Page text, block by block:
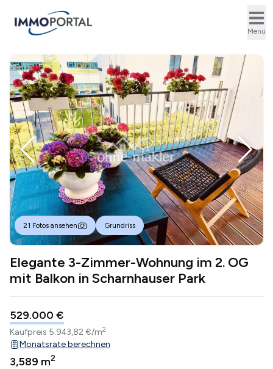
Menü
21 Fotos ansehen Grundriss
Elegante 3-Zimmer-Wohnung im 2. OG
mit Balkon in Scharnhauser Park
529.000 €
Kaufpreis 5.943,82 €/m2
Monatsrate berechnen
3,589 m2